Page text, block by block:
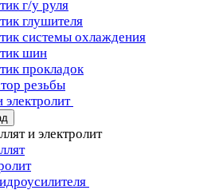
г/у руля
глушителя
системы охлаждения
шин
прокладок
резьбы
электролит
и электролит